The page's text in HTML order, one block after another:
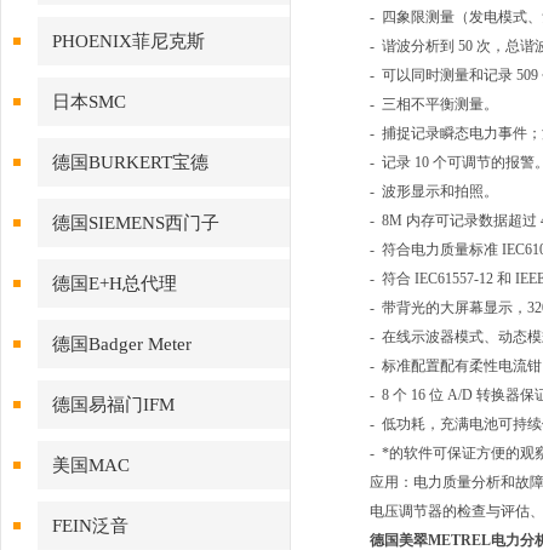
PHOENIX菲尼克斯
日本SMC
德国BURKERT宝德
德国SIEMENS西门子
德国E+H总代理
德国Badger Meter
德国易福门IFM
美国MAC
FEIN泛音
- 四象限测量（发电模式
- 谐波分析到 50 次，总谐
- 可以同时测量和记录 509
- 三相不平衡测量。
- 捕捉记录瞬态电力事件
- 记录 10 个可调节的报警
- 波形显示和拍照。
- 8M 内存可记录数据超过
- 符合电力质量标准
- 符合 IEC61557-12 和
- 带背光的大屏幕显示，
- 在线示波器模式、动态
- 标准配置配有柔性电流
- 8 个 16 位 A/D 转换器保
- 低功耗，充满电池可持
- *的软件可保证方便的观
应用：电力质量分析和故
电压调节器的检查与评估
德国美翠METREL电力分